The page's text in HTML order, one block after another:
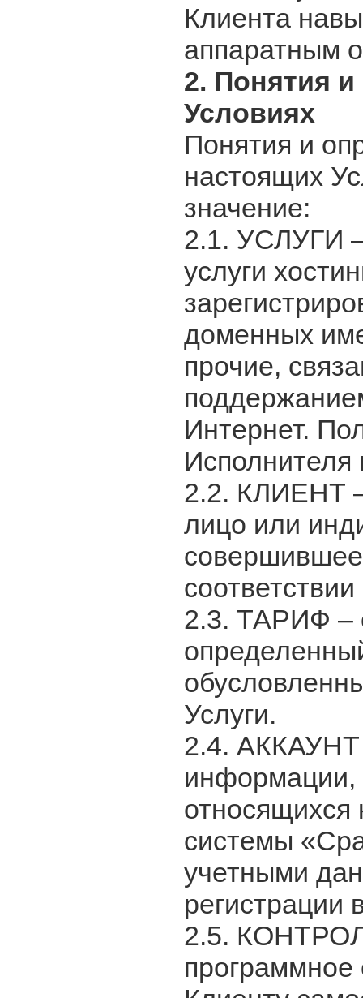
Клиента
аппаратным
2. Понятия
Условиях
Понятия и
настоящих
значение:
2.1. УСЛУГИ
услуги
доменных
прочие,
Интернет.
Исполнителя
2.2. КЛИЕНТ
лицо или
2.3. ТАРИФ –
Услуги.
2.4. АККАУНТ
информации,
относящихся
системы
учетными
регистрации
2.5.